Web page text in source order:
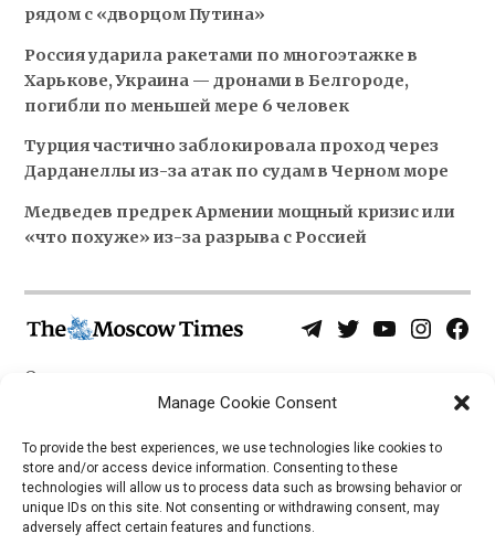
Manage Cookie Consent
To provide the best experiences, we use technologies like cookies to
store and/or access device information. Consenting to these
technologies will allow us to process data such as browsing behavior or
unique IDs on this site. Not consenting or withdrawing consent, may
adversely affect certain features and functions.
рядом с «дворцом Путина»
Россия ударила ракетами по многоэтажке в
Харькове, Украина — дронами в Белгороде,
погибли по меньшей мере 6 человек
Турция частично заблокировала проход через
Дарданеллы из-за атак по судам в Черном море
Медведев предрек Армении мощный кризис или
«что похуже» из-за разрыва с Россией
Telegram
TwitterYouTubeInstagram
О нас
Политика конфиденциальности
iOS
Android